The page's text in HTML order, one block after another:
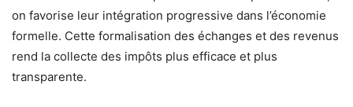
on favorise leur intégration progressive dans l’économie
formelle. Cette formalisation des échanges et des revenus
rend la collecte des impôts plus efficace et plus
transparente.